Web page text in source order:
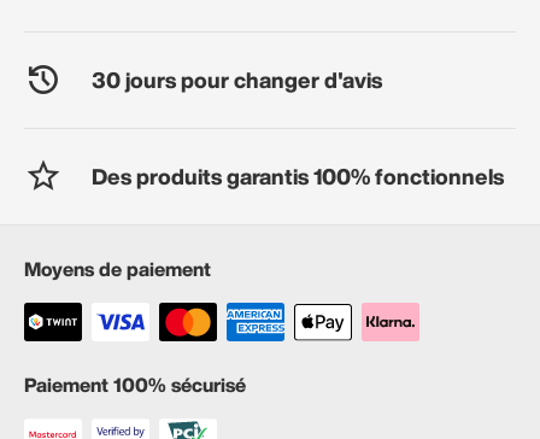
30 jours pour changer d'avis
Des produits garantis 100% fonctionnels
Moyens de paiement
Paiement 100% sécurisé